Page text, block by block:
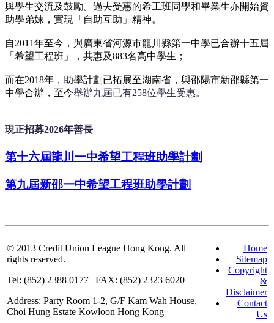
與學生交流及鼓勵。過去受惠的希工班同學和畢業生亦開始資
助學弟妹，實現「自助互助」精神。
自2011年至今，與廣東省河源市龍川縣第一中學已合辦十五屆
「希望工程班」，共惠及883名高中學生；
而在2018年，助學計劃已拓展至湖南省，與邵陽市新邵縣第一
中學合辦，至今舉辦九屆已有258位學生受惠。
現正招募2026年善長
第十六屆龍川一中希望工程班助學計劃
第九屆新邵一中希望工程班助學計劃
© 2013 Credit Union League Hong Kong. All
rights reserved.
Tel: (852) 2388 0177 | FAX: (852) 2323 6020
Address: Party Room 1-2, G/F Kam Wah House,
Choi Hung Estate Kowloon Hong Kong
Home
Sitemap
Copyright
&
Disclaimer
Contact
Us